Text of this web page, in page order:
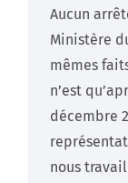
Aucun
Ministère
mêmes
n’est
décembre
nous